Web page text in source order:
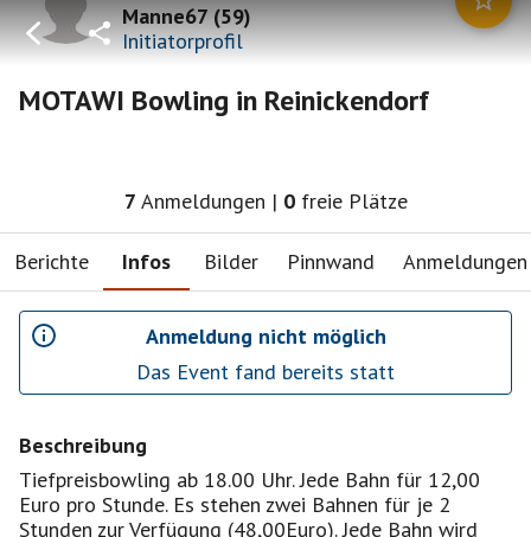
Manne67(59)
Initiatorprofil
MOTAWI Bowling in Reinickendorf
7 Anmeldungen | 0 freie Plätze
Berichte Infos Bilder Pinnwand Anmeldungen
Anmeldung nicht möglich
Das Event fand bereits statt
Beschreibung
Tiefpreisbowling ab 18.00 Uhr. Jede Bahn für 12,00
Euro pro Stunde. Es stehen zwei Bahnen für je 2
Stunden zur Verfügung (48,00Euro). Jede Bahn wird